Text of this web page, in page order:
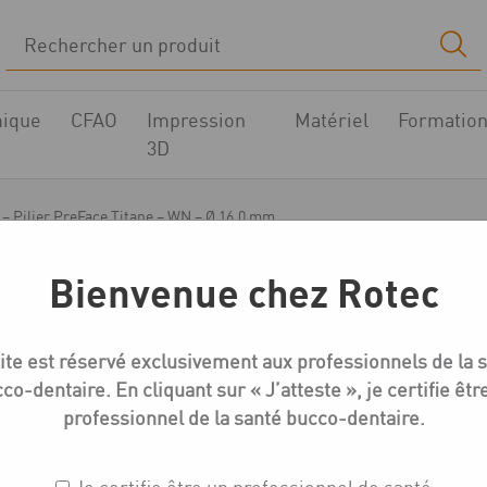
CFAO
Impression
3D
Matériel
Pilier PreFace Titane – WN – Ø 16.0 mm
N Série – Pilier
16.0 mm
Bienvenue chez Rotec
est réservé exclusivement aux professionnels de la
dentaire. En cliquant sur « J’atteste », je certifie
professionnel de la santé bucco-dentaire.